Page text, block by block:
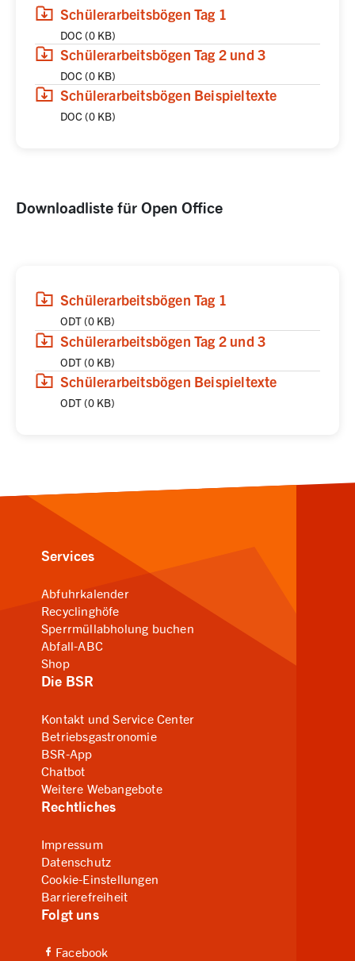
Schülerarbeitsbögen Tag 1
(Download,DOC,0 KB)
(öffnet in neuem Tab)
DOC (0 KB)
Schülerarbeitsbögen Tag 2 und 3
(Download,DOC,0 KB)
(öffnet in neuem Tab)
DOC (0 KB)
Schülerarbeitsbögen Beispieltexte
(Download,DOC,0 KB)
(öffnet in neuem Tab)
DOC (0 KB)
Downloadliste für Open Office
Schülerarbeitsbögen Tag 1
(Download,ODT,0 KB)
(öffnet in neuem Tab)
ODT(0 KB)
Schülerarbeitsbögen Tag 2 und 3
(Download,ODT,0 KB)
(öffnet in neuem Tab)
ODT(0 KB)
Schülerarbeitsbögen Beispieltexte
(Download,ODT,0 KB)
(öffnet in neuem Tab)
ODT(0 KB)
Services
Abfuhrkalender
Recyclinghöfe
Sperrmüllabholung buchen
Abfall-ABC
Shop
Die BSR
Kontakt und Service Center
Betriebsgastronomie
BSR-App
Chatbot
Weitere Webangebote
Rechtliches
Impressum
Datenschutz
Cookie-Einstellungen
Barrierefreiheit
Folgt uns
Facebook
(Link zu externer Website, öffnet in neuem Tab)